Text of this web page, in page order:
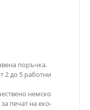
поръчка.
2 до 5 работни
немско
печат на еко-